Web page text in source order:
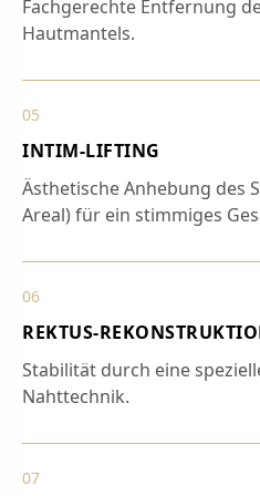
Fachgerechte Entfernung
Hautmantels.
05
INTIM-LIFTING
Ästhetische Anhebung des
Areal) für ein stimmiges
06
REKTUS-
Stabilität durch eine
Nahttechnik.
07